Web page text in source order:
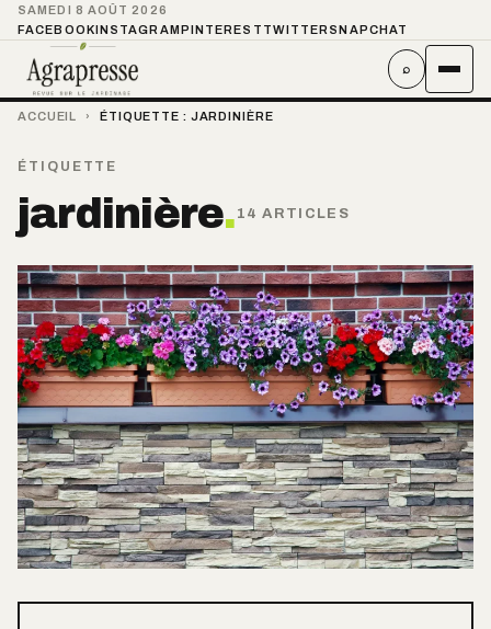
SAMEDI 8 AOÛT 2026
FACEBOOKINSTAGRAMPINTEREST TWITTER SNAPCHAT
⌕
ACCUEIL › ÉTIQUETTE : JARDINIÈRE
ÉTIQUETTE
jardinière. 14 ARTICLES